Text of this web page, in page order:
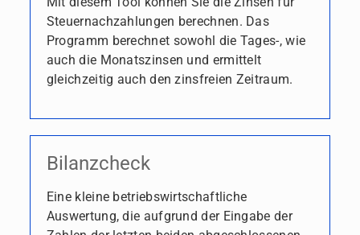
Steuernachzahlungen berechnen. Das
Programm berechnet sowohl die Tages-, wie
auch die Monatszinsen und ermittelt
gleichzeitig auch den zinsfreien Zeitraum.
Bilanzcheck
Eine kleine betriebswirtschaftliche
Auswertung, die aufgrund der Eingabe der